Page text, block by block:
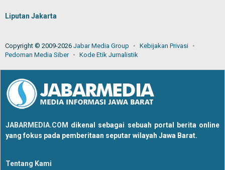
Liputan Jakarta
Copyright © 2009-2026 Jabar Media Group
Kebijakan Privasi
Pedoman Media Siber
Kode Etik Jurnalistik
JABARMEDIA.COM dikenal sebagai sebuah portal berita online
yang fokus pada pemberitaan seputar wilayah Jawa Barat.
Tentang Kami